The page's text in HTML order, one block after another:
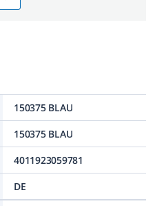
150375 BLAU
150375 BLAU
4011923059781
DE